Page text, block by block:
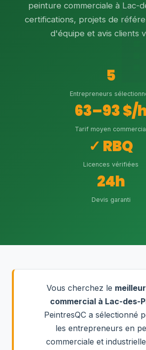
peinture commerciale à Lac-
certifications, projets de
d'équipe et avis clients
5
Entrepreneurs
63–93 $/
Tarif moyen
✓ RBQ
Licences vérifiées
24h
Devis garanti
Vous cherchez le
commercial à Lac-des-
PeintresQC a sélectionné
les entrepreneurs en
commerciale et